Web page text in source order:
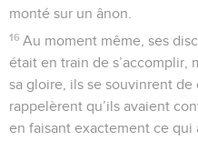
monté sur un ânon.
16 Au moment même, ses
était en train de s’accomplir,
sa gloire, ils se souvinrent
rappelèrent qu’ils avaient
en faisant exactement ce qui